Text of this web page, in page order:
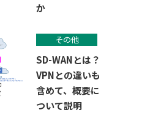
か
その他
SD-WANとは？
VPNとの違いも
含めて、概要に
ついて説明